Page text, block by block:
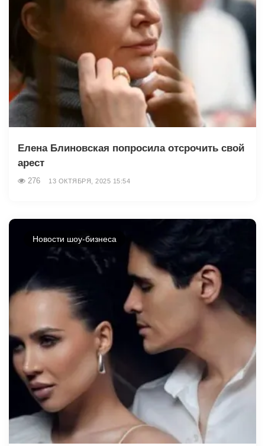
Елена Блиновская попросила отсрочить свой
арест
276 13 ОКТЯБРЯ, 2025 15:54
Новости шоу-бизнеса